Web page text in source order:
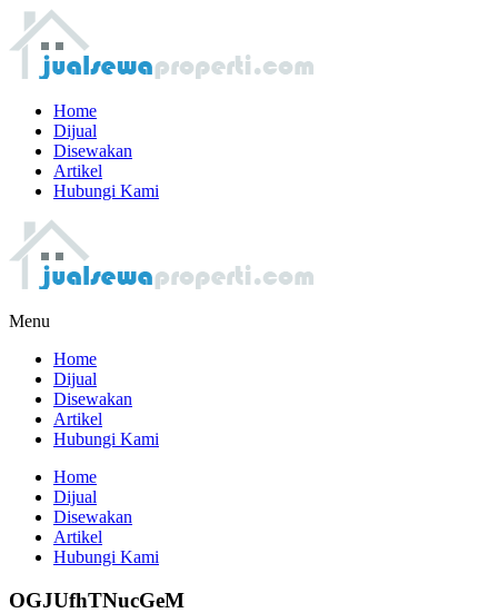
Home
Dijual
Disewakan
Artikel
Hubungi Kami
Menu
Home
Dijual
Disewakan
Artikel
Hubungi Kami
Home
Dijual
Disewakan
Artikel
Hubungi Kami
OGJUfhTNucGeM